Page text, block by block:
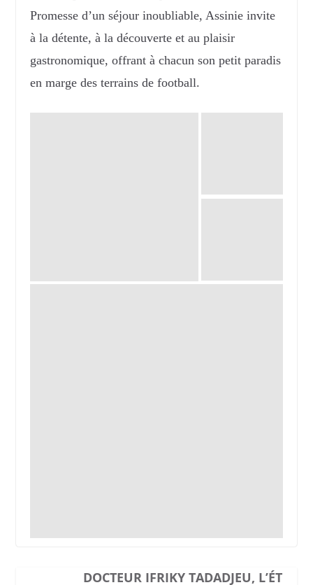
Promesse d’un séjour inoubliable, Assinie invite
à la détente, à la découverte et au plaisir
gastronomique, offrant à chacun son petit paradis
en marge des terrains de football.
DOCTEUR IFRIKY TADADJEU, L’ÉT